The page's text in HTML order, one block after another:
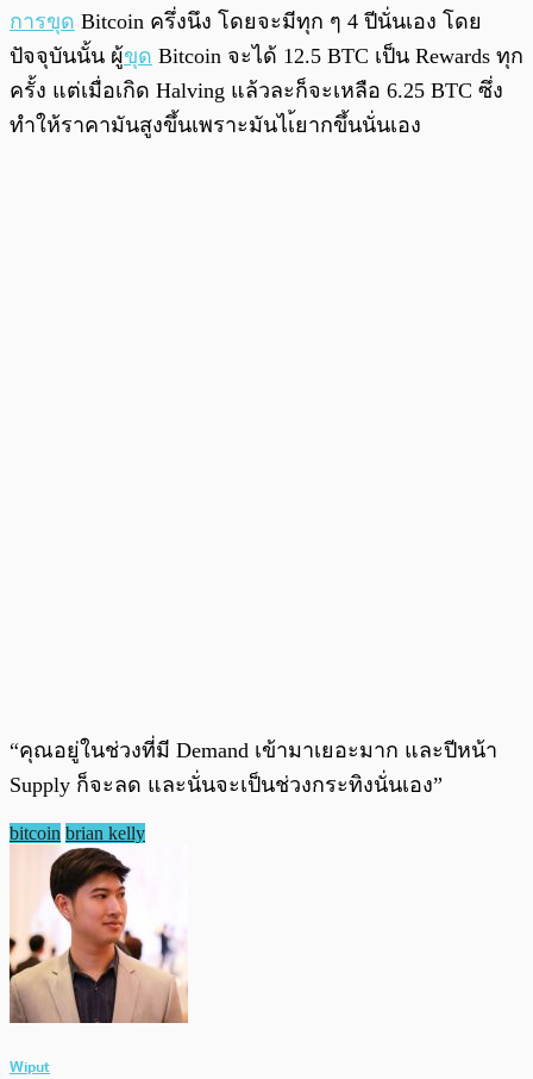
การขุด Bitcoin ครึ่งนึง โดยจะมีทุก ๆ 4 ปีนั่นเอง โดย
ปัจจุบันนั้น ผู้ขุด Bitcoin จะได้ 12.5 BTC เป็น Rewards ทุก
ครั้ง แต่เมื่อเกิด Halving แล้วละก็จะเหลือ 6.25 BTC ซึ่ง
ทำให้ราคามันสูงขึ้นเพราะมันไเ้ยากขึ้นนั่นเอง
“คุณอยู่ในช่วงที่มี Demand เข้ามาเยอะมาก และปีหน้า
Supply ก็จะลด และนั่นจะเป็นช่วงกระทิงนั่นเอง”
bitcoin brian kelly
Wiput